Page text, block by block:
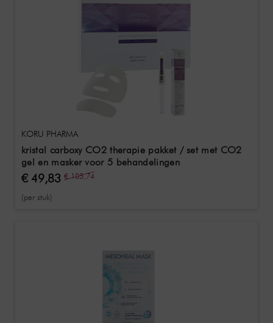
KORU PHARMA
kristal carboxy CO2 therapie pakket / set met CO2
gel en masker voor 5 behandelingen
€ 49,83 € 105,74
(per stuk)